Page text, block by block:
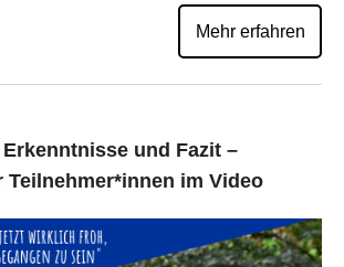
Mehr erfahren
und Fazit –
Teilnehmer*innen im Video